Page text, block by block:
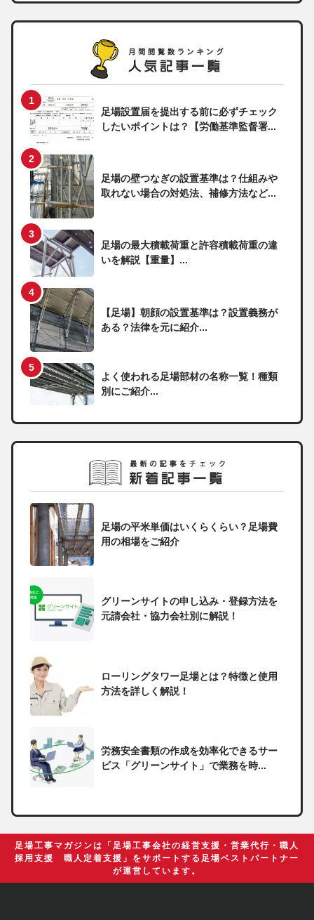
足場設置届を提出する前に必ずチェック
したいポイントは？【労働基準監督署...
足場の壁つなぎの設置基準は？仕組みや
取れない場合の対処法、補修方法など...
足場の最大積載荷重と許容積載荷重の違
いを解説【重量】...
【足場】朝顔の設置基準は？設置義務が
ある？法律を元に紹介...
よく使われる足場部材の名称一覧！種類
別にご紹介...
足場の平米単価はいくらくらい？足場費
用の相場をご紹介
グリーンサイトの申し込み・登録方法を
元請会社・協力会社別に解説！
ローリングタワー足場とは？特徴と使用
方法を詳しく解説！
労務安全書類の作成を効率化できるサー
ビス「グリーンサイト」で業務を時...
届いたらどうしたらいい？
足場工事マガジンは「足場工事会社の経営支援・営業代行・職人
採用支援 職人定着支援」をサポートする足場ベストパートナー
が運営しています。